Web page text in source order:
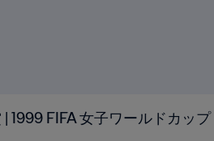
1999 FIFA 女子ワールドカップ